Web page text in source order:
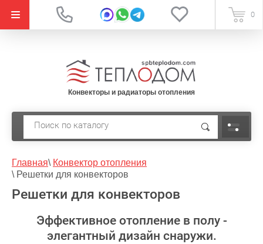
0
Конвекторы и радиаторы отопления
Главная\ Конвектор отопления
\ Решетки для конвекторов
Решетки для конвекторов
Эффективное отопление в полу -
элегантный дизайн снаружи.